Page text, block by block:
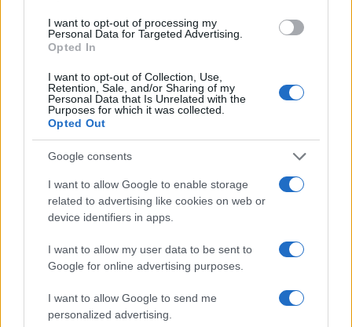
I want to opt-out of processing my
Personal Data for Targeted Advertising.
Opted In
I want to opt-out of Collection, Use,
Retention, Sale, and/or Sharing of my
Personal Data that Is Unrelated with the
Purposes for which it was collected.
Opted Out
Google consents
I want to allow Google to enable storage
related to advertising like cookies on web or
device identifiers in apps.
I want to allow my user data to be sent to
Google for online advertising purposes.
I want to allow Google to send me
personalized advertising.
Allenamento da spiaggia: tre livelli beach-friendly
FITNESS